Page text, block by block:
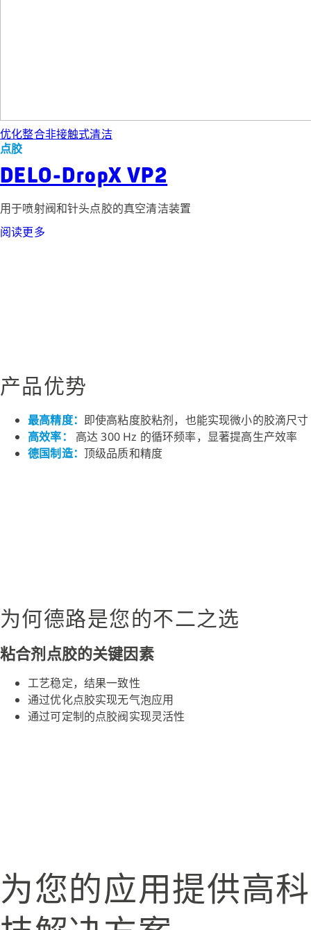
优化整合非接触式清洁
点胶
DELO-DropX VP2
用于喷射阀和针头点胶的真空清洁装置
阅读更多
产品优势
最高精度： 即使高粘度胶粘剂，也能实现微小的胶滴尺寸
高效率： 高达 300 Hz 的循环频率，显著提高生产效率
德国制造： 顶级品质和精度
为何德路是您的不二之选
粘合剂点胶的关键因素
工艺稳定，结果一致性
通过优化点胶实现无气泡应用
通过可定制的点胶阀实现灵活性
为您的应用提供高科